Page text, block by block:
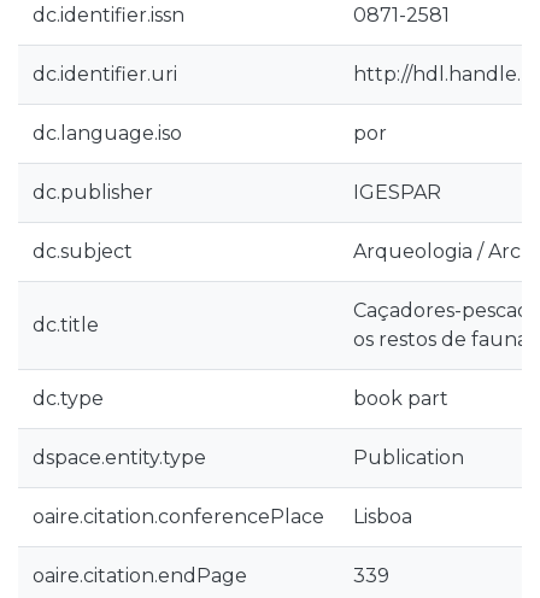
dc.identifier.issn 0871-2581
dc.identifier.uri http://
dc.language.iso por
dc.publisher IGESPAR
dc.subject Arqueologia /
dc.title
Caçadores-
os restos de fauna
dc.type book part
dspace.entity.type Publication
oaire.citation.conferencePlace Lisboa
oaire.citation.endPage 339